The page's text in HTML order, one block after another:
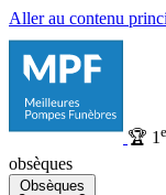
Aller au contenu
🏆 1
obsèques
Obsèques